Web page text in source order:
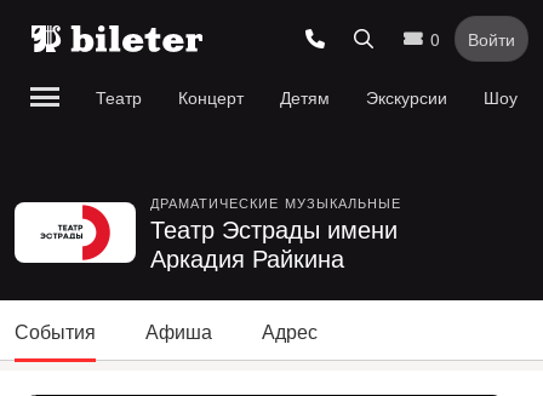
0 Войти
Театр Концерт Детям Экскурсии Шоу
ДРАМАТИЧЕСКИЕ МУЗЫКАЛЬНЫЕ
Театр Эстрады имени
Аркадия Райкина
События Афиша Адрес